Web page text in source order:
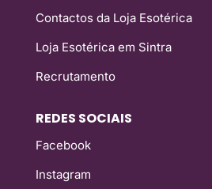
Contactos da Loja Esotérica
Loja Esotérica em Sintra
Recrutamento
REDES SOCIAIS
Facebook
Instagram